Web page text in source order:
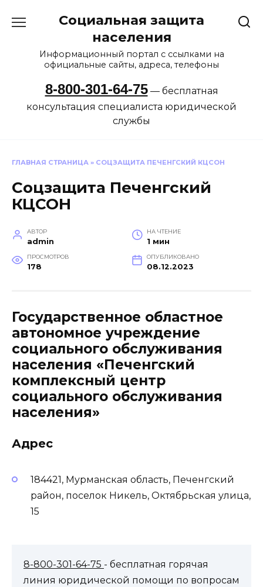
Социальная защита
населения
Информационный портал с ссылками на
официальные сайты, адреса, телефоны
8-800-301-64-75— бесплатная
консультация специалиста юридической
службы
ГЛАВНАЯ СТРАНИЦА » СОЦЗАЩИТА ПЕЧЕНГСКИЙ КЦСОН
Соцзащита Печенгский
КЦСОН
АВТОР
admin
НА ЧТЕНИЕ
1 мин
ПРОСМОТРОВ
178
ОПУБЛИКОВАНО
08.12.2023
Государственное областное
автономное учреждение
социального обслуживания
населения «Печенгский
комплексный центр
социального обслуживания
населения»
Адрес
184421, Мурманская область, Печенгский
район, поселок Никель, Октябрьская улица,
15
8-800-301-64-75 - бесплатная горячая
линия юридической помощи по вопросам